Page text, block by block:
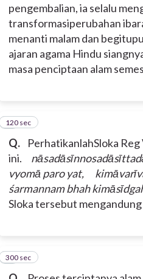
pengembalian, ia selalu
transformasiperubahan
menanti malam dan
ajaran agama Hindu
masa penciptaan alam
Q.
PerhatikanlahSloka
ini.
vyomā paro yat,
śarmannam bhah
Sloka tersebut
2
120 sec
3
300 sec